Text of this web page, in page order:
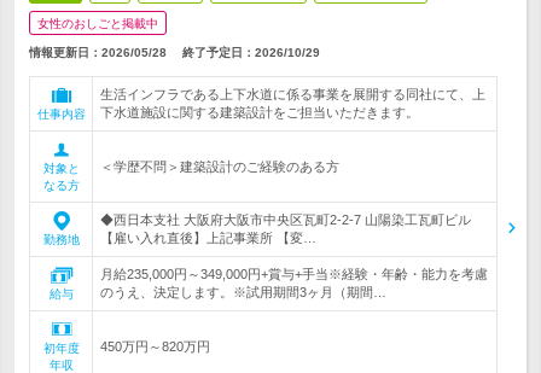
女性のおしごと掲載中
情報更新日：2026/05/28 終了予定日： 2026/10/29
仕事内容
生活インフラである上下水道に係る事業を展開する同社にて、上
下水道施設に関する建築設計をご担当いただきます。
対象と
なる方
＜学歴不問＞建築設計のご経験のある方
勤務地
◆西日本支社 大阪府大阪市中央区瓦町2-2-7 山陽染工瓦町ビル
【雇い入れ直後】上記事業所 【変…
給与
月給235,000円～349,000円+賞与+手当※経験・年齢・能力を考慮
のうえ、決定します。※試用期間3ヶ月（期間…
初年度
年収
450万円～820万円